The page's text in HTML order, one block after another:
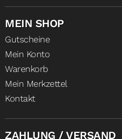
MEIN SHOP
Gutscheine
Mein Konto
Warenkorb
Mein Merkzettel
Kontakt
ZAHLUNG / VERSAND